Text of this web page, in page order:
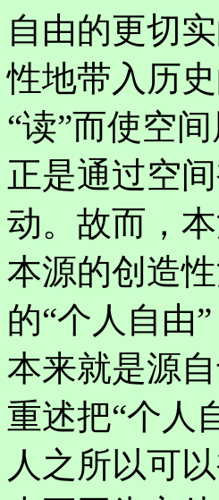
自由的更切
性地带入历
“读”而使空
正是通过空
动。故而，
本源的创造
的“个人自由
本来就是源
重述把“个人
人之所以可